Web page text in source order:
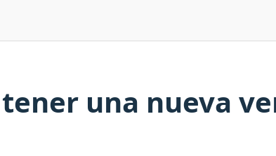
una nueva